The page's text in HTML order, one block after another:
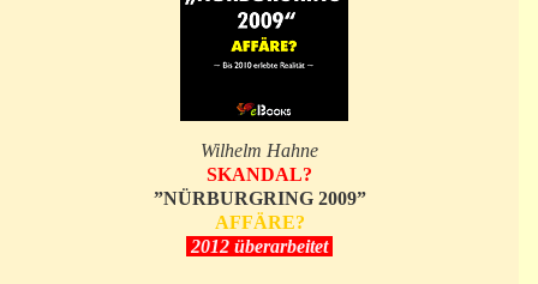
Wilhelm Hahne
SKANDAL?
”NÜRBURGRING 2009”
AFFÄRE?
2012 überarbeitet